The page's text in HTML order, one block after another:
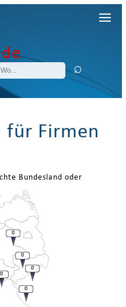
für Firmen
Bundesland oder
0
0
0
0
0